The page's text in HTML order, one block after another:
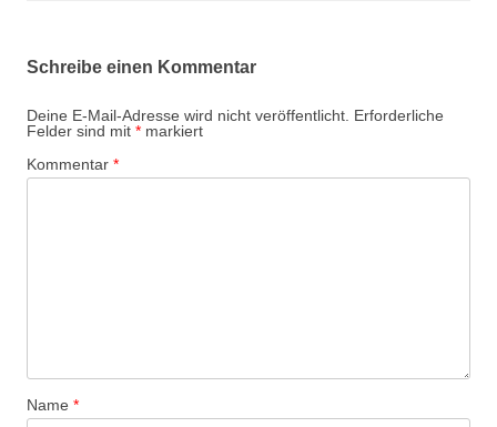
Schreibe einen Kommentar
Deine E-Mail-Adresse wird nicht veröffentlicht. Erforderliche
Felder sind mit * markiert
Kommentar *
Name *